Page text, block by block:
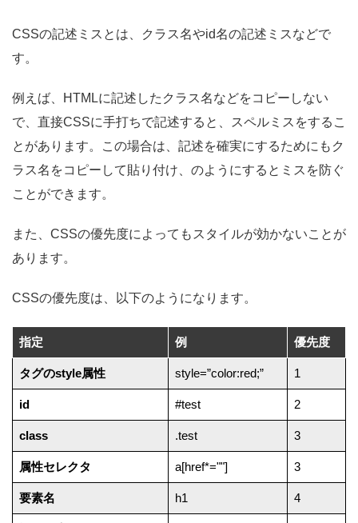
CSSの記述ミスとは、クラス名やid名の記述ミスなどで
す。
例えば、HTMLに記述したクラス名などをコピーしない
で、直接CSSに手打ちで記述すると、スペルミスをするこ
とがあります。この場合は、記述を確実にするためにもク
ラス名をコピーして貼り付け、のようにするとミスを防ぐ
ことができます。
また、CSSの優先度によってもスタイルが効かないことが
あります。
CSSの優先度は、以下のようになります。
指定 例 優先度
タグのstyle属性 style=”color:red;” 1
id #test 2
class .test 3
属性セレクタ a[href*=""] 3
要素名 h1 4